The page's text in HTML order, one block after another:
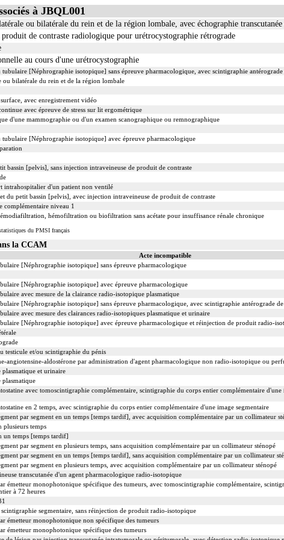
à JBQL001
ou bilatérale du rein et de la région lombale, avec échographie transcutanée
de contraste radiologique pour urétrocystographie rétrograde
au cours d'une urétrocystographie
[Néphrographie isotopique] sans épreuve pharmacologique, avec scintigraphie antérograde
ou bilatérale du rein et de la région lombale
avec enregistrement vidéo
avec épreuve de stress sur lit ergométrique
d'une mammographie ou d'un examen scanographique ou remnographique
[Néphrographie isotopique] avec épreuve pharmacologique
bassin [pelvis], sans injection intraveineuse de produit de contraste
intrahospitalier d'un patient non ventilé
du petit bassin [pelvis], avec injection intraveineuse de produit de contraste
complémentaire niveau 1
hémofiltration ou biofiltration sans acétate pour insuffisance rénale chronique
du PMSI français
la CCAM
Acte incompatible
[Néphrographie isotopique] sans épreuve pharmacologique
[Néphrographie isotopique] avec épreuve pharmacologique
avec mesure de la clairance radio-isotopique plasmatique
[Néphrographie isotopique] sans épreuve pharmacologique, avec scintigraphie antérograde de
avec mesure des clairances radio-isotopiques plasmatique et urinaire
[Néphrographie isotopique] avec épreuve pharmacologique et réinjection de produit radio-
testicule et/ou scintigraphie du pénis
angiotensine-aldostérone par administration d'agent pharmacologique non radio-isotopique ou
et urinaire
plasmatique
avec tomoscintigraphie complémentaire, scintigraphie du corps entier complémentaire
en 2 temps, avec scintigraphie du corps entier complémentaire d'une image segmentaire
par segment en un temps [temps tardif], avec acquisition complémentaire par un collimateur
plusieurs temps
un temps [temps tardif]
par segment en plusieurs temps, sans acquisition complémentaire par un collimateur sténopé
par segment en un temps [temps tardif], sans acquisition complémentaire par un collimateur
par segment en plusieurs temps, avec acquisition complémentaire par un collimateur sténopé
transcutanée d'un agent pharmacologique radio-isotopique
émetteur monophotonique spécifique des tumeurs, avec tomoscintigraphie complémentaire,
à 72 heures
segmentaire, sans réinjection de produit radio-isotopique
émetteur monophotonique non spécifique des tumeurs
émetteur monophotonique spécifique des tumeurs